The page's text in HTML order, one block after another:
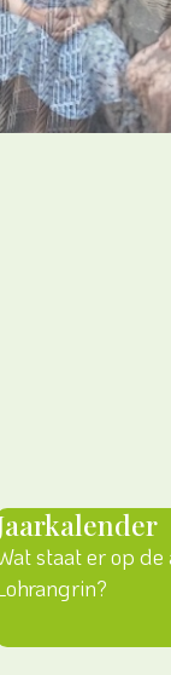
staat er op de